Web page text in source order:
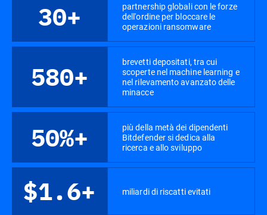
30+
partnership globali con le forze
dell'ordine per bloccare le
operazioni ransomware
580+
brevetti depositati, tra cui
scoperte nel machine learning e
nel rilevamento avanzato delle
minacce
50%+
più della metà dei dipendenti
Bitdefender si dedica alla
ricerca e allo sviluppo
$1.6+ miliardi di riscatti evitati